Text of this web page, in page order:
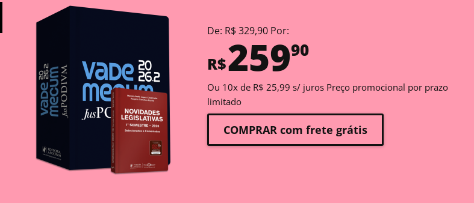
De: R$ 329,90 Por:
R$25990
Ou 10x de R$ 25,99 s/ juros Preço promocional por prazo
limitado
COMPRAR com frete grátis